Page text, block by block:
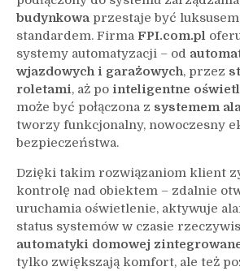
budynkowa przestaje być
standardem. Firma FPI.com.pl
systemy automatyzacji – od
wjazdowych i garażowych, przez
roletami, aż po inteligentne
może być połączona z systemem
tworzy funkcjonalny, nowoczesny
bezpieczeństwa.
Dzięki takim rozwiązaniom klient
kontrolę nad obiektem – zdalnie
uruchamia oświetlenie, aktywuje
status systemów w czasie
automatyki domowej
tylko zwiększają komfort, ale też